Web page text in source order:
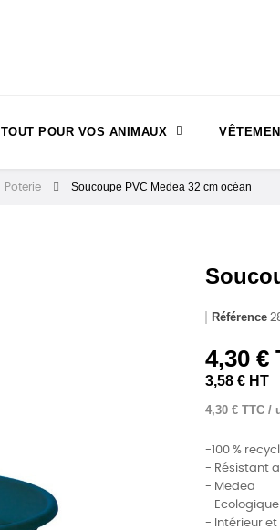
TOUT POUR VOS ANIMAUX
Poterie Soucoupe PVC Medea 32 cm océan
Référence
4,30 €
3,58 € HT
4,30 € TTC /
-100 %
- Résistant
- Medea
- Ecologique
- Intérieur et